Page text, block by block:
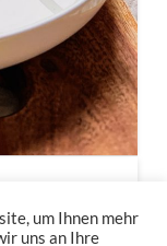
um Ihnen mehr
uns an Ihre